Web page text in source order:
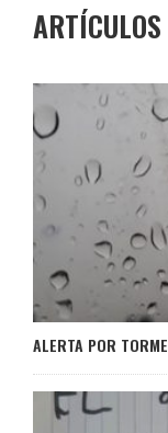
ALERTA POR